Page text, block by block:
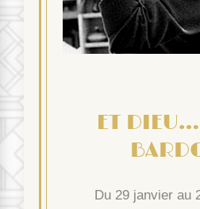
ET DIEU…
Du 29 janvier au